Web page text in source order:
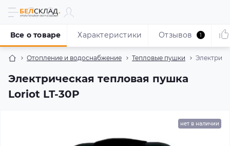
Отопление и водоснабжение Тепловые пушки
Электрическая тепловая пушка
Loriot LT-30P
Все о товаре Характеристики Отзывов 1
нет в наличии